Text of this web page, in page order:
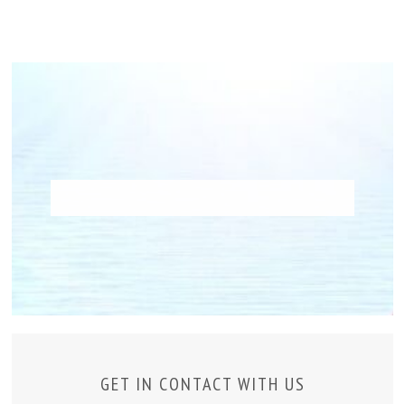
GET IN CONTACT WITH US